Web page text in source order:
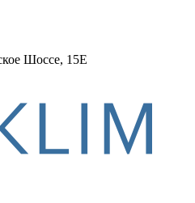
Шоссе, 15Е